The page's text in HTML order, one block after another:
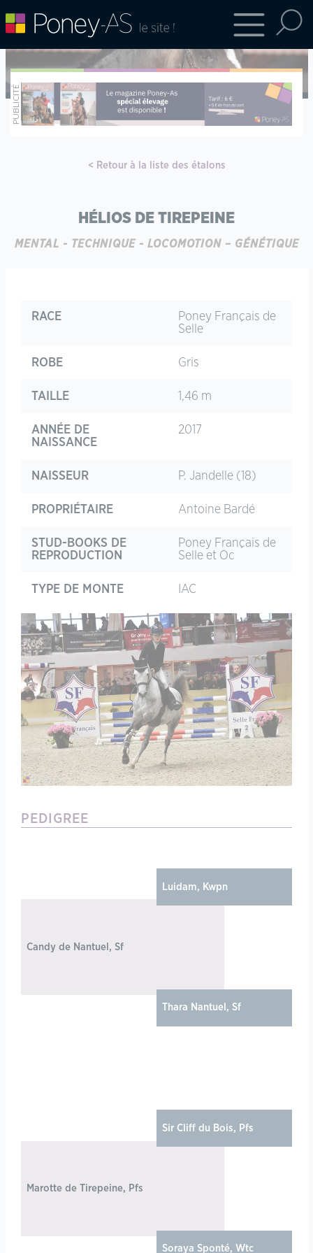
Retour à la liste des étalons
HÉLIOS DE TIREPEINE
MENTAL - TECHNIQUE - LOCOMOTION – GÉNÉTIQUE
RACE
Poney Français de
Selle
ROBE Gris
TAILLE 1,46 m
ANNÉE DE
NAISSANCE
2017
NAISSEUR P. Jandelle (18)
PROPRIÉTAIRE Antoine Bardé
STUD-BOOKS DE
REPRODUCTION
Poney Français de
Selle et Oc
TYPE DE MONTE IAC
PEDIGREE
Candy de Nantuel, Sf
Marotte de Tirepeine, Pfs
Luidam, Kwpn
Thara Nantuel, Sf
Sir Cliff du Bois, Pfs
Soraya Sponté, Wtc